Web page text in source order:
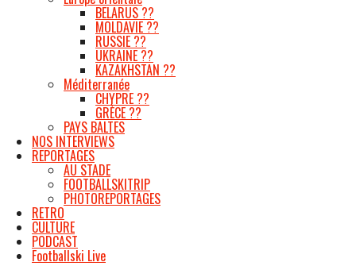
BELARUS ??
MOLDAVIE ??
RUSSIE ??
UKRAINE ??
KAZAKHSTAN ??
Méditerranée
CHYPRE ??
GRÈCE ??
PAYS BALTES
NOS INTERVIEWS
REPORTAGES
AU STADE
FOOTBALLSKITRIP
PHOTOREPORTAGES
RETRO
CULTURE
PODCAST
Footballski Live